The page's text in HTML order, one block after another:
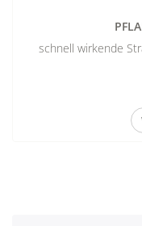
schnell wirkende